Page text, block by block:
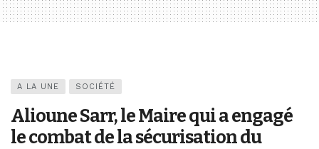
A LA UNE SOCIÉTÉ
Alioune Sarr, le Maire qui a engagé
le combat de la sécurisation du